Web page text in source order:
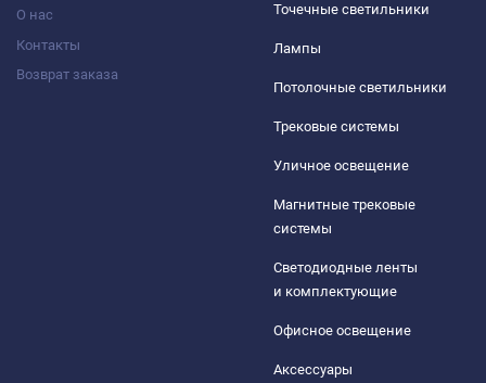
О нас
Контакты
Возврат заказа
Точечные светильники
Лампы
Потолочные светильники
Трековые системы
Уличное освещение
Магнитные трековые
системы
Светодиодные ленты
и комплектующие
Офисное освещение
Аксессуары